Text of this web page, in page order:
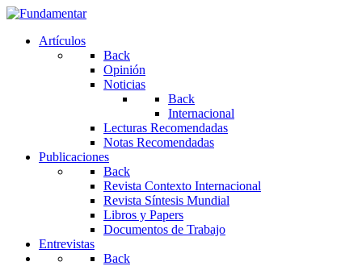
Artículos
Back
Opinión
Noticias
Back
Internacional
Lecturas Recomendadas
Notas Recomendadas
Publicaciones
Back
Revista Contexto Internacional
Revista Síntesis Mundial
Libros y Papers
Documentos de Trabajo
Entrevistas
Back